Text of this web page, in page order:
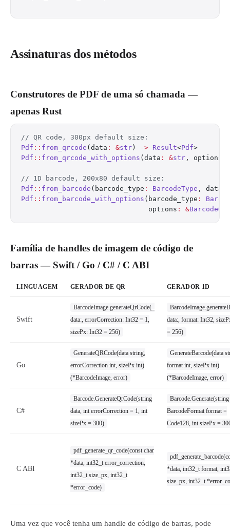
Assinaturas dos métodos
Construtores de PDF de uma só chamada —
apenas Rust
// QR code, 300px default size:
Pdf :: from_qrcode (data : &str ) -> Result<Pdf>
Pdf :: from_qrcode_with_options (data : &str , options
// 1D barcode, 200x80 default size:
Pdf :: from_barcode (barcode_type : BarcodeType , data
Pdf :: from_barcode_with_options (barcode_type :
                               options
: &
Família de handles de imagem de código de
barras — Swift / Go / C# / C ABI
LINGUAGEM GERADOR DE QR GERADOR 1D
Swift
BarcodeImage.generateQrCode(_
data:, errorCorrection: Int32 = 1,
sizePx: Int32 = 256)
data:, format: Int32,
= 256)
Go
GenerateQRCode(data string,
errorCorrection int, sizePx int)
(*BarcodeImage, error)
GenerateBarcode(data
format int, sizePx int)
(*BarcodeImage, error)
C#
Barcode.GenerateQrCode(string
data, int errorCorrection = 1, int
sizePx = 300)
Barcode.Generate(string
BarcodeFormat format =
Code128, int sizePx =
C ABI
pdf_generate_qr_code(const char
*data, int32_t error_correction,
int32_t size_px, int32_t
*error_code)
*data, int32_t format,
size_px, int32_t
Uma vez que você tenha um handle de código de barras, pode